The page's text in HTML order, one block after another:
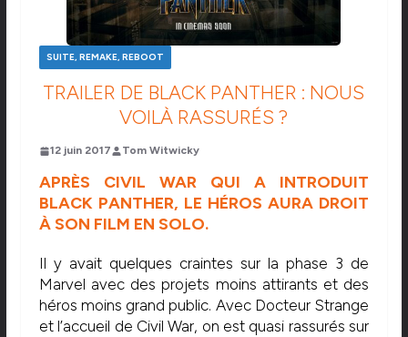
SUITE, REMAKE, REBOOT
TRAILER DE BLACK PANTHER : NOUS
VOILÀ RASSURÉS ?
12 juin 2017 Tom Witwicky
APRÈS CIVIL WAR QUI A INTRODUIT
BLACK PANTHER, LE HÉROS AURA DROIT
À SON FILM EN SOLO.
Il y avait quelques craintes sur la phase 3 de
Marvel avec des projets moins attirants et des
héros moins grand public. Avec Docteur Strange
et l’accueil de Civil War, on est quasi rassurés sur